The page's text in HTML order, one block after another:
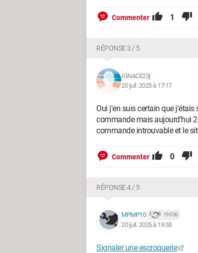
Commenter 1
RÉPONSE 3 / 5
IGNACE23j
20 juil. 2025 à 17:17
Oui j'en suis certain que
commande mais aujourd'hui
commande introuvable et le
Commenter 0
RÉPONSE 4 / 5
MPMP10 19 036
20 juil. 2025 à 19:55
Signaler une escroquerie